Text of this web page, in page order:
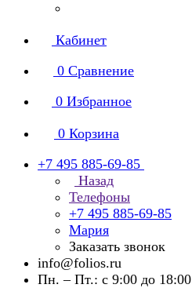
Кабинет
0 Сравнение
0 Избранное
0 Корзина
+7 495 885-69-85
Назад
Телефоны
+7 495 885-69-85
Мария
Заказать звонок
info@folios.ru
Пн. – Пт.: с 9:00 до 18:00